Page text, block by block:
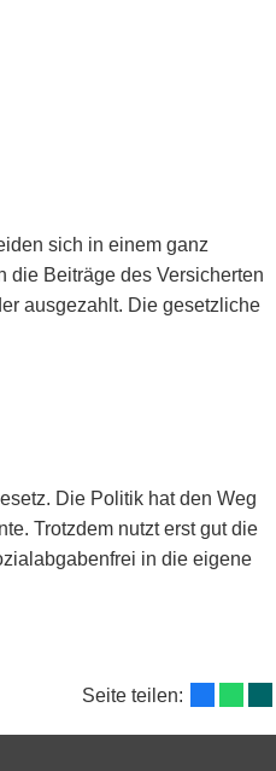
sich in einem ganz
die Beiträge des Versicherten
ausgezahlt. Die gesetzliche
Die Politik hat den Weg
Trotzdem nutzt erst gut die
in die eigene
Seite teilen: